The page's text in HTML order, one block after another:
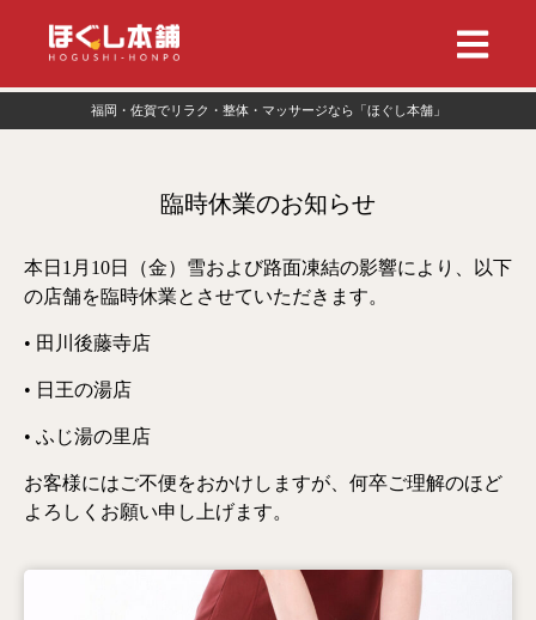
福岡・佐賀でリラク・整体・マッサージなら「ほぐし本舗」
臨時休業のお知らせ
本日1月10日（金）雪および路面凍結の影響により、以下
の店舗を臨時休業とさせていただきます。
• 田川後藤寺店
• 日王の湯店
• ふじ湯の里店
お客様にはご不便をおかけしますが、何卒ご理解のほど
よろしくお願い申し上げます。